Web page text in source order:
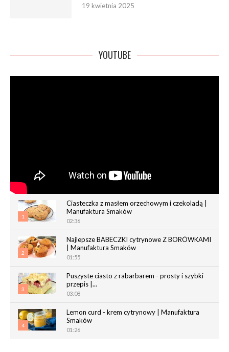
19 kwietnia 2025
YOUTUBE
1
Ciasteczka z masłem orzechowym i czekoladą |
Manufaktura Smaków
02:36
2
Najlepsze BABECZKI cytrynowe Z BORÓWKAMI
| Manufaktura Smaków
01:55
3
Puszyste ciasto z rabarbarem - prosty i szybki
przepis |...
03:08
4
Lemon curd - krem cytrynowy | Manufaktura
Smaków
01:26